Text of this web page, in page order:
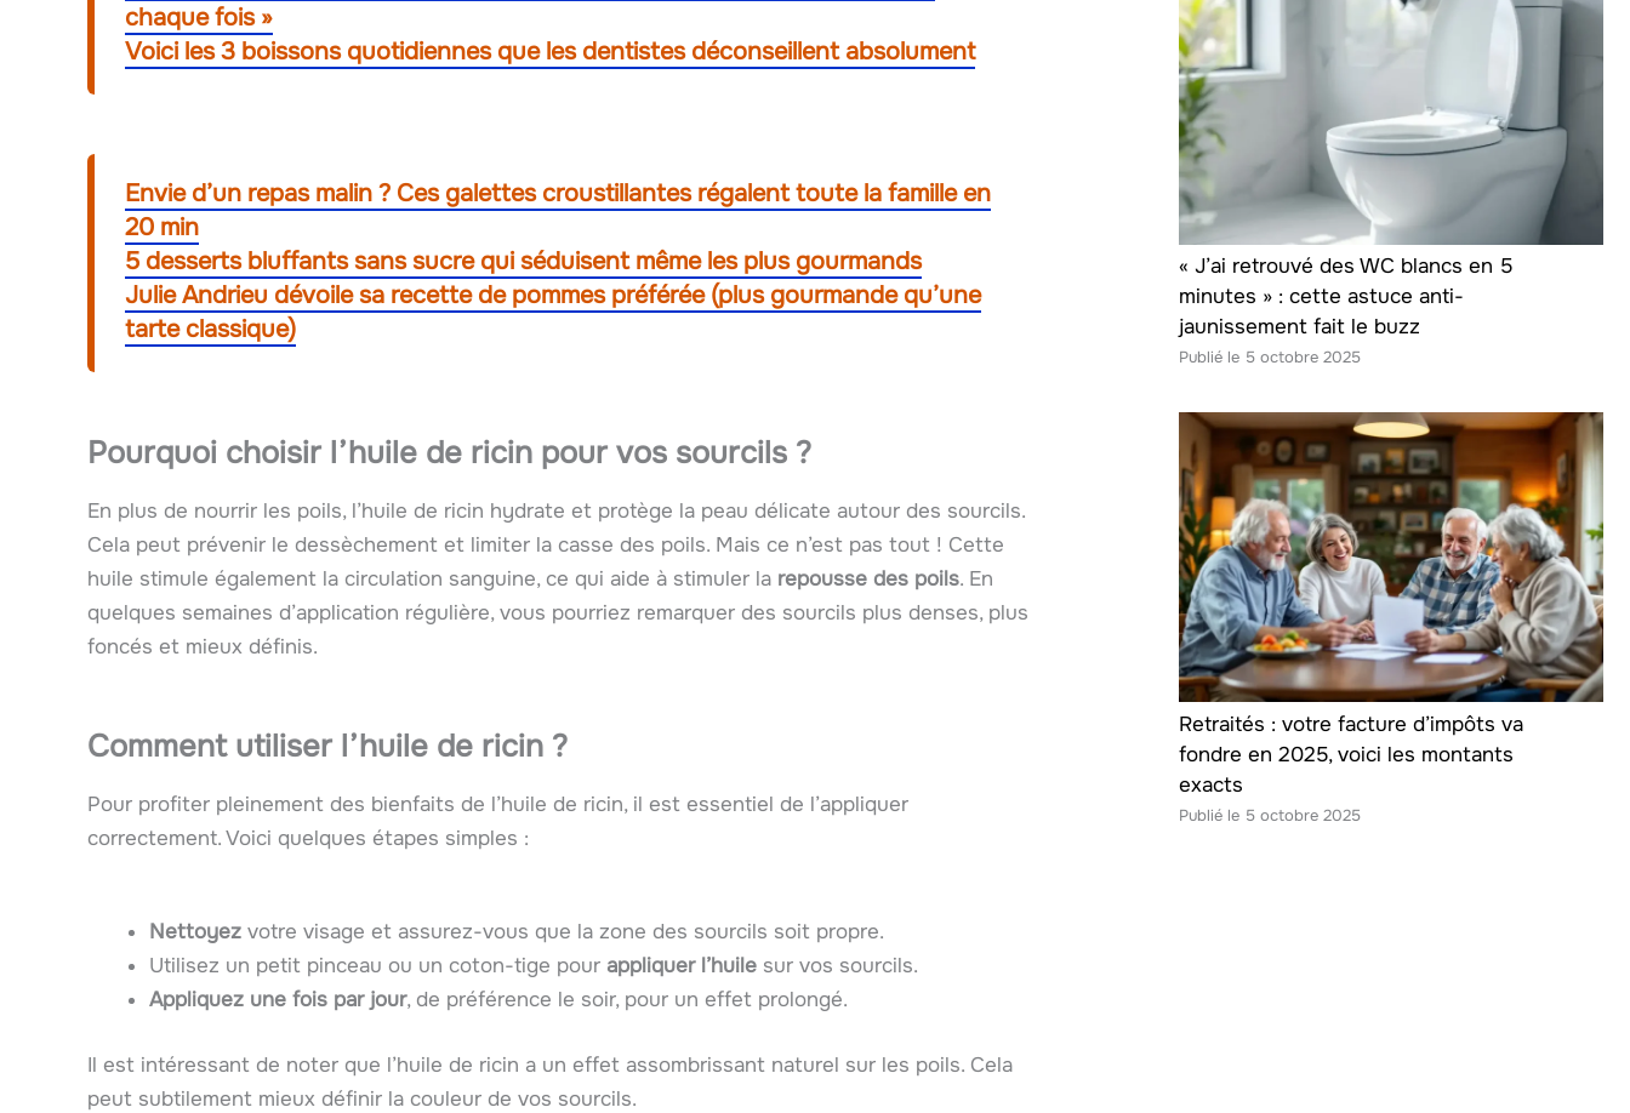
chaque fois »
Voici les 3 boissons quotidiennes que les dentistes déconseillent absolument
Envie d’un repas malin ? Ces galettes croustillantes régalent toute la famille en
20 min
5 desserts bluffants sans sucre qui séduisent même les plus gourmands
Julie Andrieu dévoile sa recette de pommes préférée (plus gourmande qu’une
tarte classique)
Pourquoi choisir l’huile de ricin pour vos sourcils ?
En plus de nourrir les poils, l’huile de ricin hydrate et protège la peau délicate autour des sourcils.
Cela peut prévenir le dessèchement et limiter la casse des poils. Mais ce n’est pas tout ! Cette
huile stimule également la circulation sanguine, ce qui aide à stimuler la repousse des poils. En
quelques semaines d’application régulière, vous pourriez remarquer des sourcils plus denses, plus
foncés et mieux définis.
Comment utiliser l’huile de ricin ?
Pour profiter pleinement des bienfaits de l’huile de ricin, il est essentiel de l’appliquer
correctement. Voici quelques étapes simples :
Nettoyez votre visage et assurez-vous que la zone des sourcils soit propre.
Utilisez un petit pinceau ou un coton-tige pour appliquer l’huile sur vos sourcils.
Appliquez une fois par jour, de préférence le soir, pour un effet prolongé.
Il est intéressant de noter que l’huile de ricin a un effet assombrissant naturel sur les poils. Cela
peut subtilement mieux définir la couleur de vos sourcils.
« J’ai retrouvé des WC blancs en 5
minutes » : cette astuce anti-
jaunissement fait le buzz
5 octobre 2025
Retraités : votre facture d’impôts va
fondre en 2025, voici les montants
exacts
5 octobre 2025